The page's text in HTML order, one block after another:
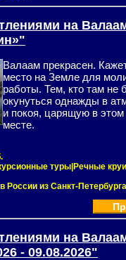
на
Валаам прекрасен.
место на Земле для
работы. Тем, кто там не
окунуться однажды в
и покоя, царящую в
месте.
туры|Речные
России из Санкт-Петербурга
на
- 09.08.2026"